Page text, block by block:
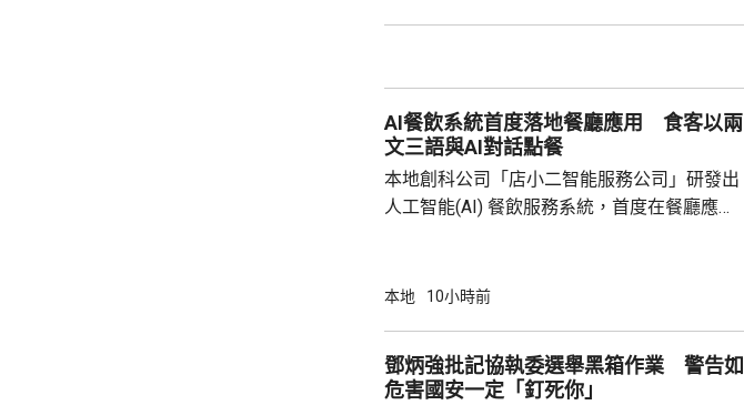
AI餐飲系統首度落地餐廳應用 食客以兩
文三語與AI對話點餐
本地創科公司「店小二智能服務公司」研發出
人工智能(AI) 餐飲服務系統，首度在餐廳應
話或英文對話，食客根據AI指示點餐，亦可讓
地旅客體驗後表示，以往點餐前會在網上搜尋
招牌菜式，較為耗時，而AI能因應需求快速推
本地 10小時前
鄧炳強批記協執委選舉黑箱作業 警告如
危害國安一定「釘死你」